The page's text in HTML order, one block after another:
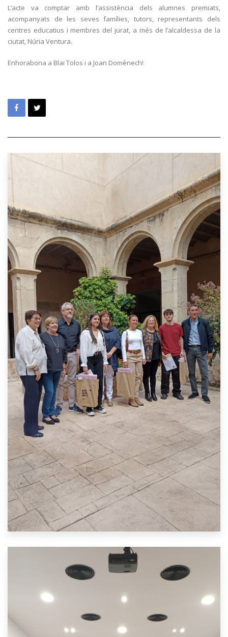
L’acte va comptar amb l’assistència dels alumnes premiats,
acompanyats de les seves famílies, tutors, representants dels
centres educatius i membres del jurat, a més de l’alcaldessa de la
ciutat, Núria Ventura.
Enhorabona a Blai Tolos i a Joan Domènech!